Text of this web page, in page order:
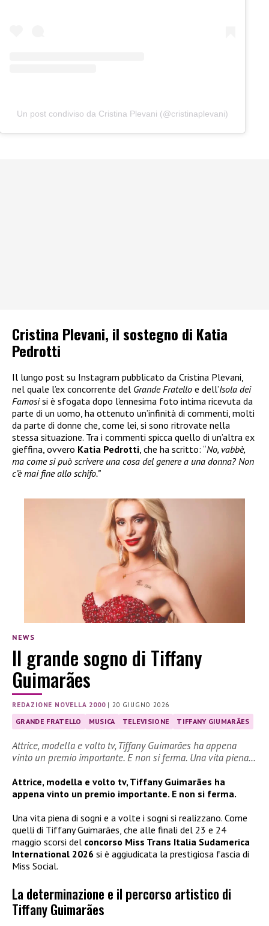
Un post condiviso da Cristina Plevani (@cristinaplevani)
Cristina Plevani, il sostegno di Katia
Pedrotti
Il lungo post su Instagram pubblicato da Cristina Plevani,
nel quale l’ex concorrente del Grande Fratello e dell’Isola dei
Famosisi è sfogata dopo l’ennesima foto intima ricevuta da
parte di un uomo, ha ottenuto un’infinità di commenti, molti
da parte di donne che, come lei, si sono ritrovate nella
stessa situazione. Tra i commenti spicca quello di un’altra ex
gieffina, ovvero Katia Pedrotti, che ha scritto: “No, vabbè,
ma come si può scrivere una cosa del genere a una donna? Non
c’è mai fine allo schifo.”
NEWS
Il grande sogno di Tiffany
Guimarães
REDAZIONE NOVELLA 2000|20 GIUGNO 2026
GRANDE FRATELLO MUSICA TELEVISIONE TIFFANY GIUMARÃES
Attrice, modella e volto tv, Tiffany Guimarães ha appena
vinto un premio importante. E non si ferma. Una vita piena…
Attrice, modella e volto tv, Tiffany Guimarães ha
appena vinto un premio importante. E non si ferma.
Una vita piena di sogni e a volte i sogni si realizzano. Come
quelli di Tiffany Guimarães, che alle finali del 23 e 24
maggio scorsi del concorso Miss Trans Italia Sudamerica
International 2026 si è aggiudicata la prestigiosa fascia di
Miss Social.
La determinazione e il percorso artistico di
Tiffany Guimarães